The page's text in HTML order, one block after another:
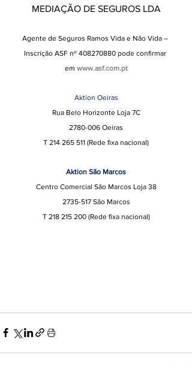
MEDIAÇÃO DE SEGUROS LDA
Agente de Seguros Ramos Vida e Não Vida –
Inscrição ASF nº 408270880 pode confirmar
em www.asf.com.pt
Aktion Oeiras
Rua Belo Horizonte Loja 7C
2780-006 Oeiras
T 214 265 511 (Rede fixa nacional)
Aktion São Marcos
Centro Comercial São Marcos Loja 38
2735-517 São Marcos
T 218 215 200 (Rede fixa nacional)